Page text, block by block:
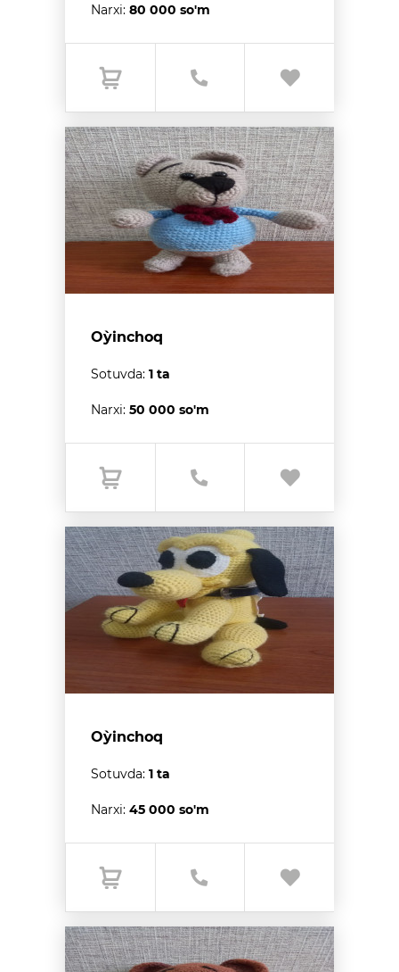
Narxi: 80 000 so'm
O`yinchoq
Sotuvda: 1 ta
Narxi: 50 000 so'm
O`yinchoq
Sotuvda: 1 ta
Narxi: 45 000 so'm